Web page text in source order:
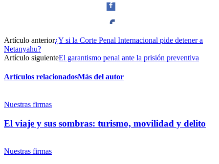
Facebook
Artículo anterior¿Y si la Corte Penal Internacional pide detener a
Netanyahu?
Artículo siguienteEl garantismo penal ante la prisión preventiva
Artículos relacionadosMás del autor
Nuestras firmas
El viaje y sus sombras: turismo, movilidad y delito
Nuestras firmas